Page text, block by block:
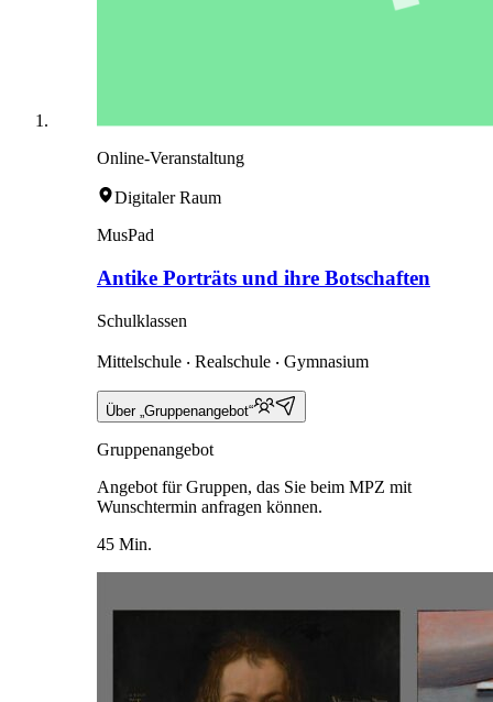
Online-Veranstaltung
Digitaler Raum
MusPad
Antike Porträts und ihre Botschaften
Schulklassen
Mittelschule ‧ Realschule ‧ Gymnasium
Über „Gruppenangebot“
Gruppenangebot
Angebot für Gruppen, das Sie beim MPZ mit
Wunschtermin anfragen können.
45 Min.